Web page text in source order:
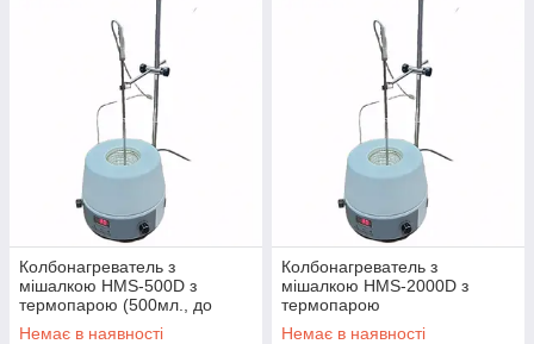
Колбонагреватель з
мішалкою HMS-500D з
термопарою (500мл., до
+380 °C, LCD дисплей) 500
Немає в наявності
Колбонагреватель з
мішалкою HMS-2000D з
термопарою
Немає в наявності